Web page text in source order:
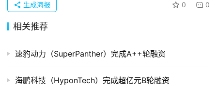
发
购
组
登录
0 0
生成海报
相关推荐
速豹动力（SuperPanther）完成A++轮融资
海鹏科技（HyponTech）完成超亿元B轮融资